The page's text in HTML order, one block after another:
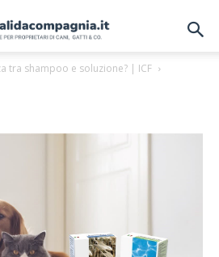
tra shampoo e soluzione? | ICF